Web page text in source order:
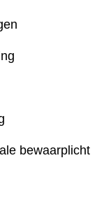
bewaarplicht